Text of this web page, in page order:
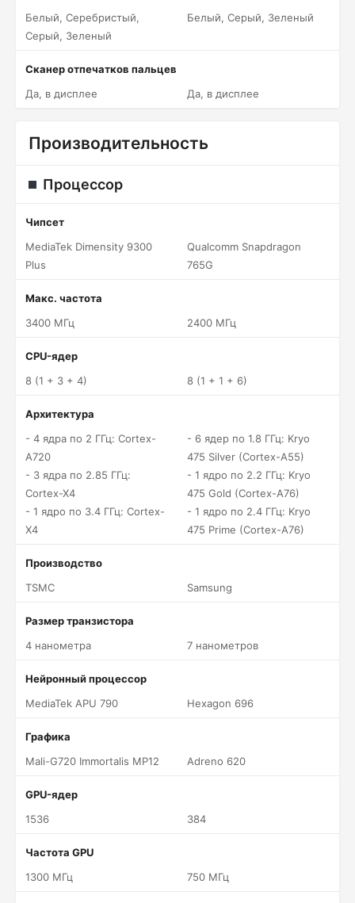
Белый, Серебристый,
Серый, Зеленый
Белый, Серый, Зеленый
Сканер отпечатков пальцев
Да, в дисплее
Да, в дисплее
Производительность
Процессор
Чипсет
MediaTek Dimensity 9300
Plus
Qualcomm Snapdragon
765G
Макс. частота
3400 МГц
2400 МГц
CPU-ядер
8 (1 + 3 + 4)
8 (1 + 1 + 6)
Архитектура
- 4 ядра по 2 ГГц: Cortex-
A720
- 3 ядра по 2.85 ГГц:
Cortex-X4
- 1 ядро по 3.4 ГГц: Cortex-
X4
- 6 ядер по 1.8 ГГц: Kryo
475 Silver (Cortex-A55)
- 1 ядро по 2.2 ГГц: Kryo
475 Gold (Cortex-A76)
- 1 ядро по 2.4 ГГц: Kryo
475 Prime (Cortex-A76)
Производство
TSMC
Samsung
Размер транзистора
4 нанометра
7 нанометров
Нейронный процессор
MediaTek APU 790
Hexagon 696
Графика
Mali-G720 Immortalis MP12
Adreno 620
GPU-ядер
1536
384
Частота GPU
1300 МГц
750 МГц